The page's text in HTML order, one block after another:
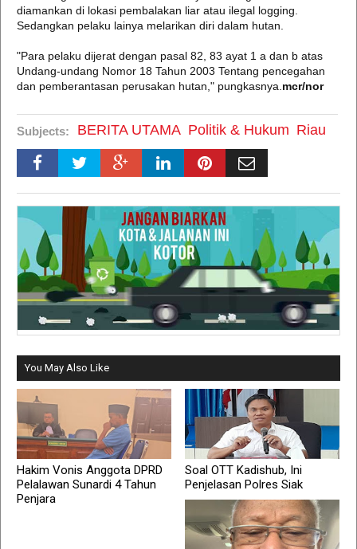
diamankan di lokasi pembalakan liar atau ilegal logging.
Sedangkan pelaku lainya melarikan diri dalam hutan.
"Para pelaku dijerat dengan pasal 82, 83 ayat 1 a dan b atas
Undang-undang Nomor 18 Tahun 2003 Tentang pencegahan
dan pemberantasan perusakan hutan," pungkasnya. mcr/nor
Subjects: BERITA UTAMA Politik & Hukum Riau
You May Also Like
Hakim Vonis Anggota DPRD
Pelalawan Sunardi 4 Tahun
Penjara
Soal OTT Kadishub, Ini
Penjelasan Polres Siak